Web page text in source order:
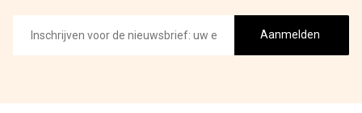
mailadres
Aanmelden